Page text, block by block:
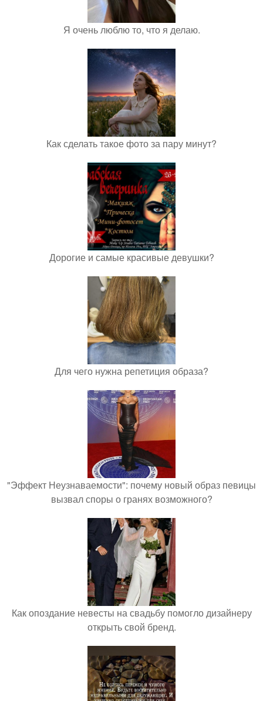
Я очень люблю то, что я делаю.
Как сделать такое фото за пару минут?
Дорогие и самые красивые девушки?
Для чего нужна репетиция образа?
"Эффект Неузнаваемости": почему новый образ певицы
вызвал споры о гранях возможного?
Как опоздание невесты на свадьбу помогло дизайнеру
открыть свой бренд.